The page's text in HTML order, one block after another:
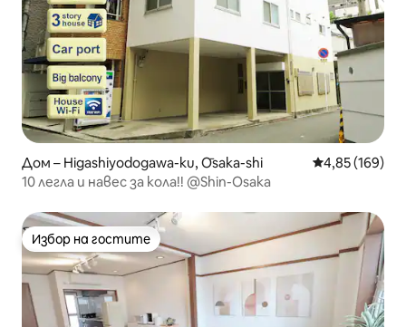
Дом – Higashiyodogawa-ku, Ōsaka-shi Средна
4,85 (169)
10 легла и навес за кола!! @Shin-Osaka
Избор на гостите
Избор на гостите